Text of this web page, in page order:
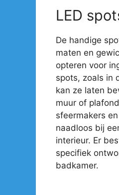
LED
De handige
maten en
opteren voor
spots, zoals in
kan ze laten
muur of
sfeermakers
naadloos bij
interieur. Er
specifiek
badkamer.